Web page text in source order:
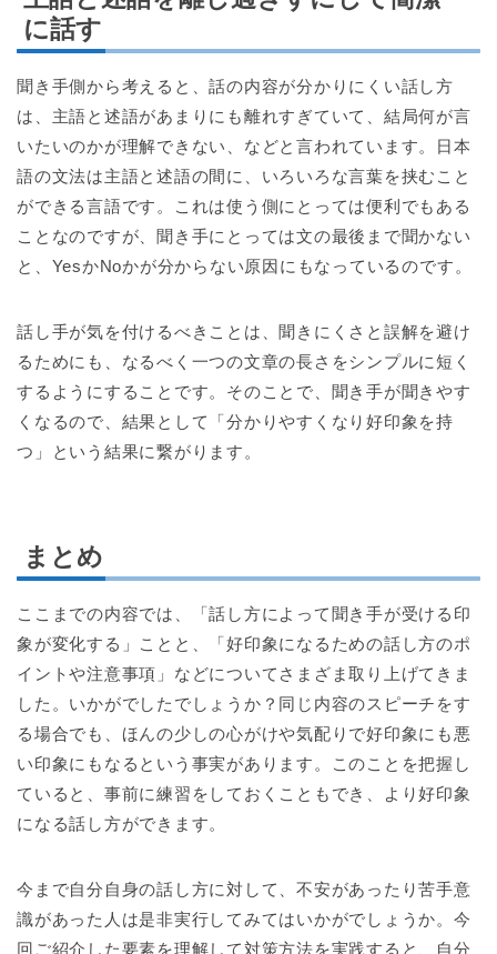
に話す
聞き手側から考えると、話の内容が分かりにくい話し方
は、主語と述語があまりにも離れすぎていて、結局何が言
いたいのかが理解できない、などと言われています。日本
語の文法は主語と述語の間に、いろいろな言葉を挟むこと
ができる言語です。これは使う側にとっては便利でもある
ことなのですが、聞き手にとっては文の最後まで聞かない
と、YesかNoかが分からない原因にもなっているのです。
話し手が気を付けるべきことは、聞きにくさと誤解を避け
るためにも、なるべく一つの文章の長さをシンプルに短く
するようにすることです。そのことで、聞き手が聞きやす
くなるので、結果として「分かりやすくなり好印象を持
つ」という結果に繋がります。
まとめ
ここまでの内容では、「話し方によって聞き手が受ける印
象が変化する」ことと、「好印象になるための話し方のポ
イントや注意事項」などについてさまざま取り上げてきま
した。いかがでしたでしょうか？同じ内容のスピーチをす
る場合でも、ほんの少しの心がけや気配りで好印象にも悪
い印象にもなるという事実があります。このことを把握し
ていると、事前に練習をしておくこともでき、より好印象
になる話し方ができます。
今まで自分自身の話し方に対して、不安があったり苦手意
識があった人は是非実行してみてはいかがでしょうか。今
回ご紹介した要素を理解して対策方法を実践すると、自分